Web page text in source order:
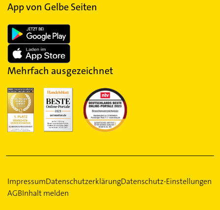
App von Gelbe Seiten
Mehrfach ausgezeichnet
ImpressumDatenschutzerklärungDatenschutz-Einstellungen
AGBInhalt melden